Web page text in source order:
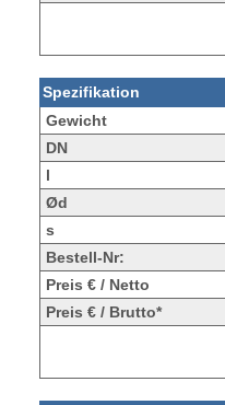
Spezifikation
Gewicht
DN
l
Ød
s
Bestell-Nr:
Preis € / Netto
Preis € / Brutto*